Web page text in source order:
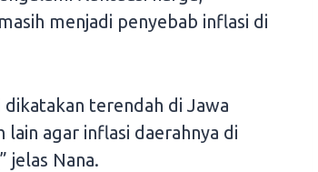
menjadi penyebab inflasi di
dikatakan terendah di Jawa
agar inflasi daerahnya di
jelas Nana.